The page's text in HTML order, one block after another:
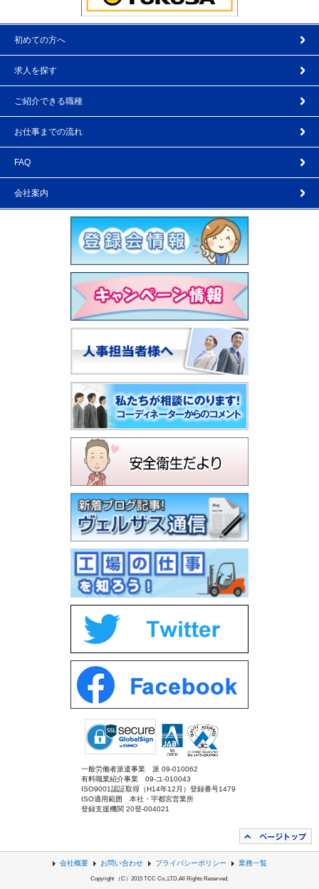
初めての方へ
求人を探す
ご紹介できる職種
お仕事までの流れ
FAQ
会社案内
一般労働者派遣事業 派 09-010062
有料職業紹介事業 09-ユ-010043
ISO9001認証取得（H14年12月）登録番号1479
ISO適用範囲 本社・宇都宮営業所
登録支援機関 20登-004021
会社概要 お問い合わせ プライバシーポリシー 業務一覧
Copyright （C）2015 TCC Co.,LTD.All Rights Reserved.